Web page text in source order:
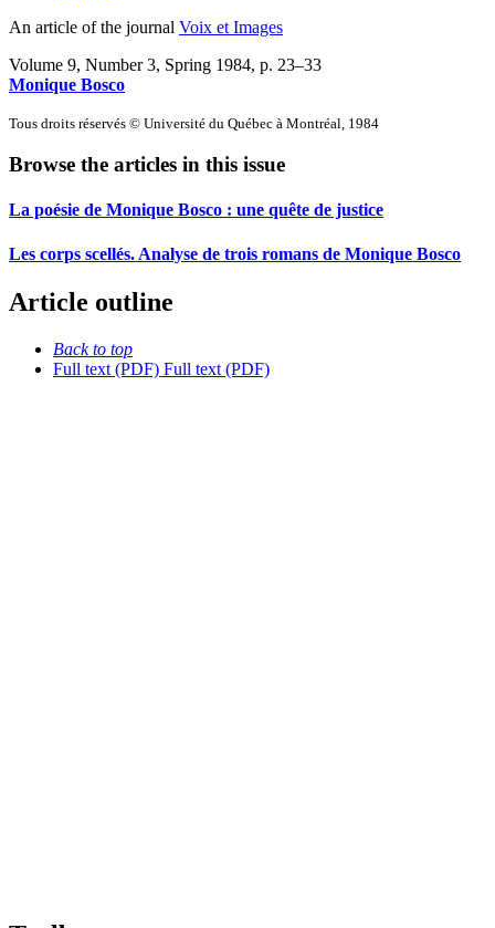
An article of the journal Voix et Images
Volume 9, Number 3, Spring 1984, p. 23–33
Monique Bosco
Tous droits réservés © Université du Québec à Montréal, 1984
Browse the articles in this issue
La poésie de Monique Bosco : une quête de justice
Les corps scellés. Analyse de trois romans de Monique Bosco
Article outline
Back to top
Full text (PDF) Full text (PDF)